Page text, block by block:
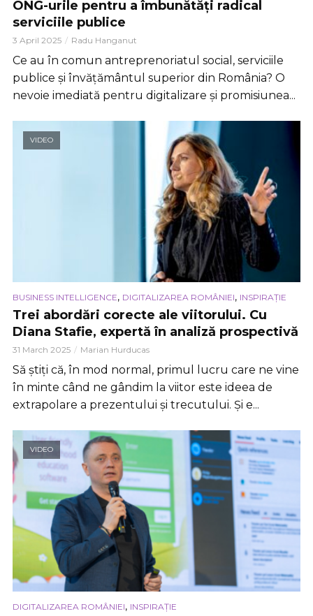
ONG-urile pentru a îmbunătăți radical
serviciile publice
3 April 2025 Radu Hanganut
Ce au în comun antreprenoriatul social, serviciile
publice și învățământul superior din România? O
nevoie imediată pentru digitalizare și promisiunea...
VIDEO
BUSINESS INTELLIGENCE, DIGITALIZAREA ROMÂNIEI, INSPIRAȚIE
Trei abordări corecte ale viitorului. Cu
Diana Stafie, expertă în analiză prospectivă
31 March 2025 Marian Hurducas
Să știți că, în mod normal, primul lucru care ne vine
în minte când ne gândim la viitor este ideea de
extrapolare a prezentului și trecutului. Și e...
VIDEO
DIGITALIZAREA ROMÂNIEI, INSPIRAȚIE